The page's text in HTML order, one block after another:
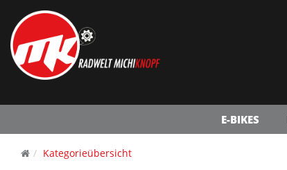
E-BIKES
Kategorieübersicht